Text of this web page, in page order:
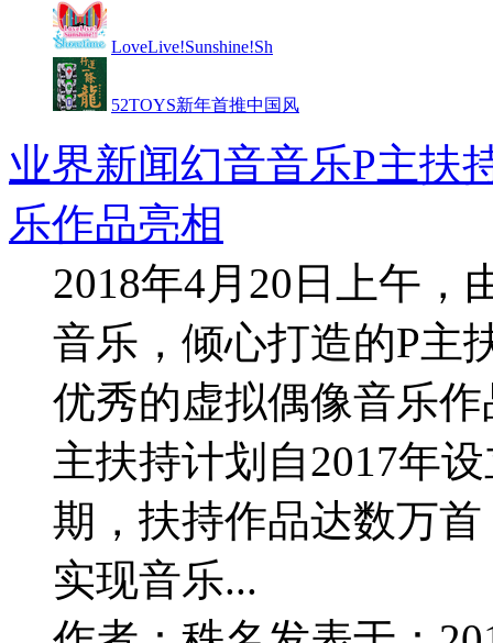
LoveLive!Sunshine!Sh
52TOYS新年首推中国风
业界新闻幻音音乐P主扶
乐作品亮相
2018年4月20日上午，
音乐，倾心打造的P主
优秀的虚拟偶像音乐
主扶持计划自2017年
期，扶持作品达数万
实现音乐...